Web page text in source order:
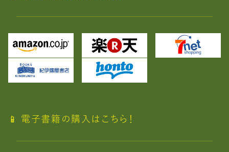
📱 電子書籍の購入はこちら！